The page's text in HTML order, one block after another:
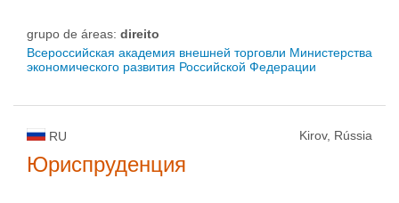
grupo de áreas: direito
Всероссийская академия внешней торговли Министерства
экономического развития Российской Федерации
RU Kirov, Rússia
Юриспруденция